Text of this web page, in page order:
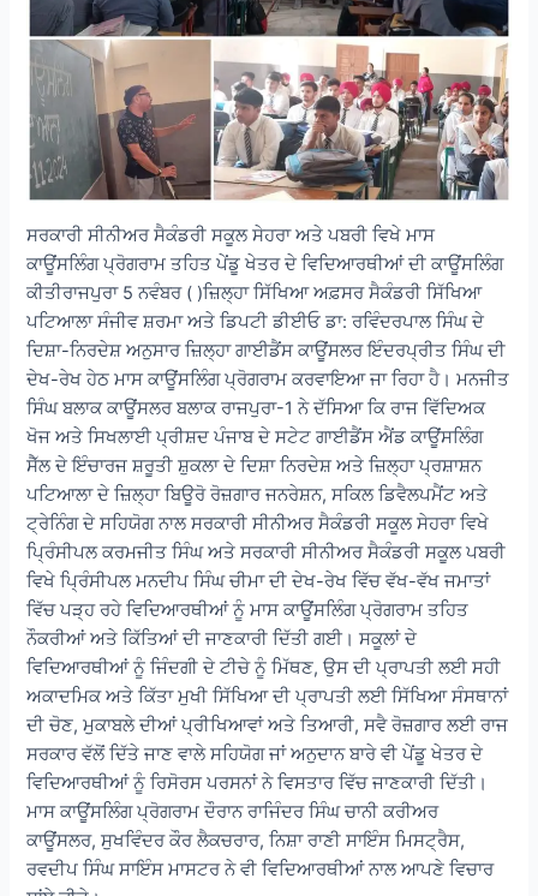
ਸਰਕਾਰੀ ਸੀਨੀਅਰ ਸੈਕੰਡਰੀ ਸਕੂਲ ਸੇਹਰਾ ਅਤੇ ਪਬਰੀ ਵਿਖੇ ਮਾਸ
ਕਾਊਂਸਲਿੰਗ ਪ੍ਰੋਗਰਾਮ ਤਹਿਤ ਪੇਂਡੂ ਖੇਤਰ ਦੇ ਵਿਦਿਆਰਥੀਆਂ ਦੀ ਕਾਊਂਸਲਿੰਗ
ਕੀਤੀਰਾਜਪੁਰਾ 5 ਨਵੰਬਰ ( )ਜ਼ਿਲ੍ਹਾ ਸਿੱਖਿਆ ਅਫ਼ਸਰ ਸੈਕੰਡਰੀ ਸਿੱਖਿਆ
ਪਟਿਆਲਾ ਸੰਜੀਵ ਸ਼ਰਮਾ ਅਤੇ ਡਿਪਟੀ ਡੀਈਓ ਡਾ: ਰਵਿੰਦਰਪਾਲ ਸਿੰਘ ਦੇ
ਦਿਸ਼ਾ-ਨਿਰਦੇਸ਼ ਅਨੁਸਾਰ ਜ਼ਿਲ੍ਹਾ ਗਾਈਡੈਂਸ ਕਾਊਂਸਲਰ ਇੰਦਰਪ੍ਰੀਤ ਸਿੰਘ ਦੀ
ਦੇਖ-ਰੇਖ ਹੇਠ ਮਾਸ ਕਾਊਂਸਲਿੰਗ ਪ੍ਰੋਗਰਾਮ ਕਰਵਾਇਆ ਜਾ ਰਿਹਾ ਹੈ। ਮਨਜੀਤ
ਸਿੰਘ ਬਲਾਕ ਕਾਊਂਸਲਰ ਬਲਾਕ ਰਾਜਪੁਰਾ-1 ਨੇ ਦੱਸਿਆ ਕਿ ਰਾਜ ਵਿੱਦਿਅਕ
ਖੋਜ ਅਤੇ ਸਿਖਲਾਈ ਪ੍ਰੀਸ਼ਦ ਪੰਜਾਬ ਦੇ ਸਟੇਟ ਗਾਈਡੈਂਸ ਐਂਡ ਕਾਊਂਸਲਿੰਗ
ਸੈੱਲ ਦੇ ਇੰਚਾਰਜ ਸ਼ਰੂਤੀ ਸ਼ੁਕਲਾ ਦੇ ਦਿਸ਼ਾ ਨਿਰਦੇਸ਼ ਅਤੇ ਜ਼ਿਲ੍ਹਾ ਪ੍ਰਸ਼ਾਸ਼ਨ
ਪਟਿਆਲਾ ਦੇ ਜ਼ਿਲ੍ਹਾ ਬਿਊਰੋ ਰੋਜ਼ਗਾਰ ਜਨਰੇਸ਼ਨ, ਸਕਿਲ ਡਿਵੈਲਪਮੈਂਟ ਅਤੇ
ਟ੍ਰੇਨਿੰਗ ਦੇ ਸਹਿਯੋਗ ਨਾਲ ਸਰਕਾਰੀ ਸੀਨੀਅਰ ਸੈਕੰਡਰੀ ਸਕੂਲ ਸੇਹਰਾ ਵਿਖੇ
ਪ੍ਰਿੰਸੀਪਲ ਕਰਮਜੀਤ ਸਿੰਘ ਅਤੇ ਸਰਕਾਰੀ ਸੀਨੀਅਰ ਸੈਕੰਡਰੀ ਸਕੂਲ ਪਬਰੀ
ਵਿਖੇ ਪ੍ਰਿੰਸੀਪਲ ਮਨਦੀਪ ਸਿੰਘ ਚੀਮਾ ਦੀ ਦੇਖ-ਰੇਖ ਵਿੱਚ ਵੱਖ-ਵੱਖ ਜਮਾਤਾਂ
ਵਿੱਚ ਪੜ੍ਹ ਰਹੇ ਵਿਦਿਆਰਥੀਆਂ ਨੂੰ ਮਾਸ ਕਾਊਂਸਲਿੰਗ ਪ੍ਰੋਗਰਾਮ ਤਹਿਤ
ਨੌਕਰੀਆਂ ਅਤੇ ਕਿੱਤਿਆਂ ਦੀ ਜਾਣਕਾਰੀ ਦਿੱਤੀ ਗਈ। ਸਕੂਲਾਂ ਦੇ
ਵਿਦਿਆਰਥੀਆਂ ਨੂੰ ਜਿੰਦਗੀ ਦੇ ਟੀਚੇ ਨੂੰ ਮਿੱਥਣ, ਉਸ ਦੀ ਪ੍ਰਾਪਤੀ ਲਈ ਸਹੀ
ਅਕਾਦਮਿਕ ਅਤੇ ਕਿੱਤਾ ਮੁਖੀ ਸਿੱਖਿਆ ਦੀ ਪ੍ਰਾਪਤੀ ਲਈ ਸਿੱਖਿਆ ਸੰਸਥਾਨਾਂ
ਦੀ ਚੋਣ, ਮੁਕਾਬਲੇ ਦੀਆਂ ਪ੍ਰੀਖਿਆਵਾਂ ਅਤੇ ਤਿਆਰੀ, ਸਵੈ ਰੋਜ਼ਗਾਰ ਲਈ ਰਾਜ
ਸਰਕਾਰ ਵੱਲੋਂ ਦਿੱਤੇ ਜਾਣ ਵਾਲੇ ਸਹਿਯੋਗ ਜਾਂ ਅਨੁਦਾਨ ਬਾਰੇ ਵੀ ਪੇਂਡੂ ਖੇਤਰ ਦੇ
ਵਿਦਿਆਰਥੀਆਂ ਨੂੰ ਰਿਸੋਰਸ ਪਰਸਨਾਂ ਨੇ ਵਿਸਤਾਰ ਵਿੱਚ ਜਾਣਕਾਰੀ ਦਿੱਤੀ।
ਮਾਸ ਕਾਊਂਸਲਿੰਗ ਪ੍ਰੋਗਰਾਮ ਦੌਰਾਨ ਰਾਜਿੰਦਰ ਸਿੰਘ ਚਾਨੀ ਕਰੀਅਰ
ਕਾਊਂਸਲਰ, ਸੁਖਵਿੰਦਰ ਕੌਰ ਲੈਕਚਰਾਰ, ਨਿਸ਼ਾ ਰਾਣੀ ਸਾਇੰਸ ਮਿਸਟ੍ਰੈਸ,
ਰਵਦੀਪ ਸਿੰਘ ਸਾਇੰਸ ਮਾਸਟਰ ਨੇ ਵੀ ਵਿਦਿਆਰਥੀਆਂ ਨਾਲ ਆਪਣੇ ਵਿਚਾਰ